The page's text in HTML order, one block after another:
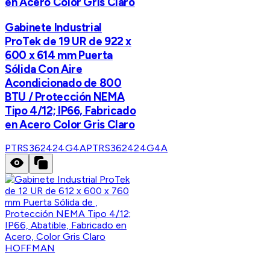
Gabinete Industrial
ProTek de 19 UR de 922 x
600 x 614 mm Puerta
Sólida Con Aire
Acondicionado de 800
BTU / Protección NEMA
Tipo 4/12; IP66, Fabricado
en Acero Color Gris Claro
PTRS362424G4APTRS362424G4A
HOFFMAN